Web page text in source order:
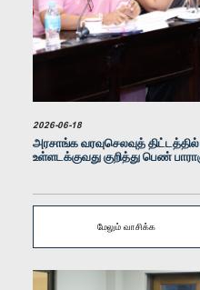
கௌரவ (திருமதி)
2026-06-18
அரசாங்க வரவுசெலவுத்
உள்ளடக்குவது குறித்து பெண்
மேலும் வாசிக்க